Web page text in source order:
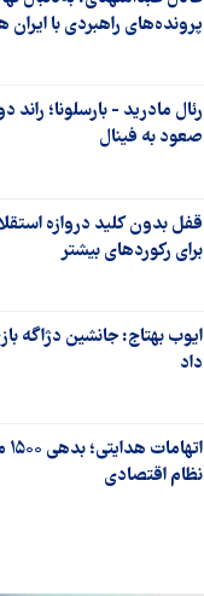
پرونده‌های راهبردی با
رئال مادرید - بارسلونا؛ راند
صعود به فینال
قفل بدون کلید دروازه
برای رکوردهای بیشتر
ایوب بهتاج: جانشین دژاگه
داد
نظام اقتصادی